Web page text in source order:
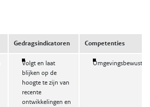
Gedragsindicatoren Competenties
Volgt en laat
blijken op de
hoogte te zijn van
recente
ontwikkelingen en